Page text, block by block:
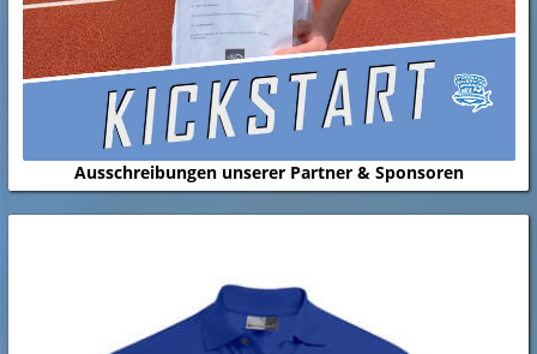
Ausschreibungen unserer Partner & Sponsoren